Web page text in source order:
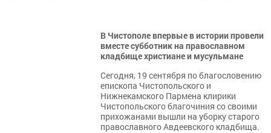
В Чистополе впервые в истории провели
вместе субботник на православном
кладбище христиане и мусульмане
Сегодня, 19 сентября по благословению
епископа Чистопольского и
Нижнекамского Пармена клирики
Чистопольского благочиния со своими
прихожанами вышли на уборку старого
православного Авдеевского кладбища.